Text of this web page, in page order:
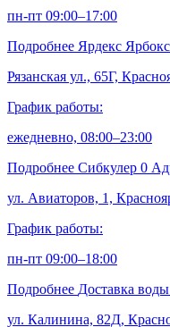
пн-пт 09:00–17:00
Подробнее Ярдекс
Рязанская ул., 65Г,
График работы:
ежедневно, 08:00–23:00
Подробнее Сибкулер 0
ул. Авиаторов, 1,
График работы:
пн-пт 09:00–18:00
Подробнее Доставка воды
ул. Калинина, 82Д,